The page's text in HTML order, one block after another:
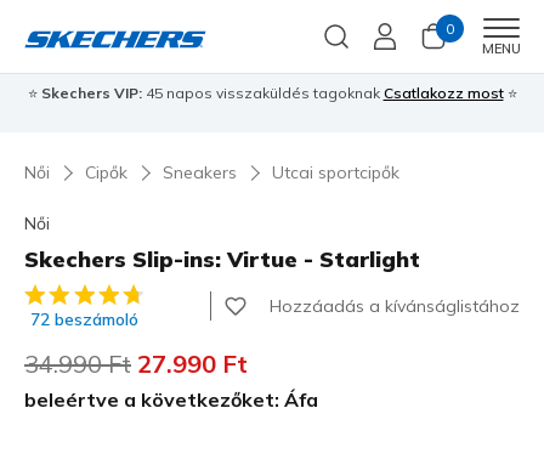
0
MENU
⭐ Skechers VIP:45 napos visszaküldés tagoknak Csatlakozz most⭐
Női Cipők Sneakers Utcai sportcipők
Női
Skechers Slip-ins: Virtue - Starlight
4,5 az 5-ből ügyfélértékelés
72 beszámoló
Hozzáadás a kívánságlistához
Az ár a következőhöz képest csökkent:
34.990 Ft címzett:
27.990 Ft
beleértve a következőket: Áfa